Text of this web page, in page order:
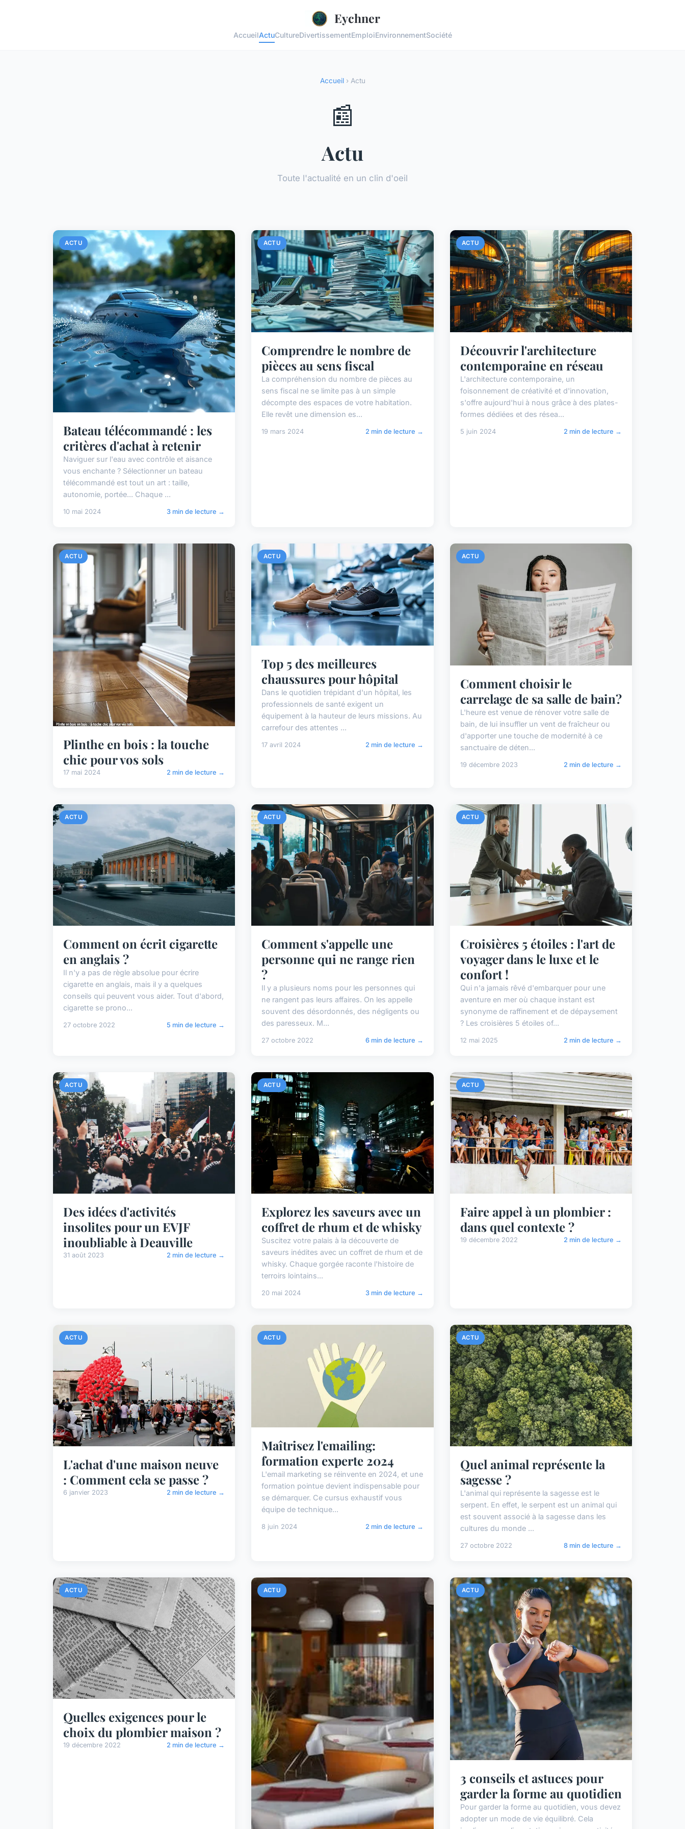
Eychner
AccueilActuCultureDivertissementEmploiEnvironnementSociété
Accueil› Actu
📰
Actu
Toute l'actualité en un clin d'oeil
ACTU
Bateau télécommandé : les
critères d'achat à retenir
Naviguer sur l'eau avec contrôle et aisance
vous enchante ? Sélectionner un bateau
télécommandé est tout un art : taille,
autonomie, portée... Chaque ...
10 mai 2024 3 min de lecture →
ACTU
Comprendre le nombre de
pièces au sens fiscal
La compréhension du nombre de pièces au
sens fiscal ne se limite pas à un simple
décompte des espaces de votre habitation.
Elle revêt une dimension es...
19 mars 2024 2 min de lecture →
ACTU
Découvrir l'architecture
contemporaine en réseau
L'architecture contemporaine, un
foisonnement de créativité et d'innovation,
s'offre aujourd'hui à nous grâce à des plates-
formes dédiées et des résea...
5 juin 2024 2 min de lecture →
ACTU
Plinthe en bois : la touche
chic pour vos sols
17 mai 2024 2 min de lecture →
ACTU
Top 5 des meilleures
chaussures pour hôpital
Dans le quotidien trépidant d'un hôpital, les
professionnels de santé exigent un
équipement à la hauteur de leurs missions. Au
carrefour des attentes ...
17 avril 2024 2 min de lecture →
ACTU
Comment choisir le
carrelage de sa salle de bain?
L'heure est venue de rénover votre salle de
bain, de lui insuffler un vent de fraîcheur ou
d'apporter une touche de modernité à ce
sanctuaire de déten...
19 décembre 2023 2 min de lecture →
ACTU
Comment on écrit cigarette
en anglais ?
Il n'y a pas de règle absolue pour écrire
cigarette en anglais, mais il y a quelques
conseils qui peuvent vous aider. Tout d'abord,
cigarette se prono...
27 octobre 2022 5 min de lecture →
ACTU
Comment s'appelle une
personne qui ne range rien
?
Il y a plusieurs noms pour les personnes qui
ne rangent pas leurs affaires. On les appelle
souvent des désordonnés, des négligents ou
des paresseux. M...
27 octobre 2022 6 min de lecture →
ACTU
Croisières 5 étoiles : l'art de
voyager dans le luxe et le
confort !
Qui n'a jamais rêvé d'embarquer pour une
aventure en mer où chaque instant est
synonyme de raffinement et de dépaysement
? Les croisières 5 étoiles of...
12 mai 2025 2 min de lecture →
ACTU
Des idées d'activités
insolites pour un EVJF
inoubliable à Deauville
31 août 2023 2 min de lecture →
ACTU
Explorez les saveurs avec un
coffret de rhum et de whisky
Suscitez votre palais à la découverte de
saveurs inédites avec un coffret de rhum et de
whisky. Chaque gorgée raconte l'histoire de
terroirs lointains...
20 mai 2024 3 min de lecture →
ACTU
Faire appel à un plombier :
dans quel contexte ?
19 décembre 2022 2 min de lecture →
ACTU
L'achat d'une maison neuve
: Comment cela se passe ?
6 janvier 2023 2 min de lecture →
ACTU
Maîtrisez l'emailing:
formation experte 2024
L'email marketing se réinvente en 2024, et une
formation pointue devient indispensable pour
se démarquer. Ce cursus exhaustif vous
équipe de technique...
8 juin 2024 2 min de lecture →
ACTU
Quel animal représente la
sagesse ?
L'animal qui représente la sagesse est le
serpent. En effet, le serpent est un animal qui
est souvent associé à la sagesse dans les
cultures du monde ...
27 octobre 2022 8 min de lecture →
ACTU
Quelles exigences pour le
choix du plombier maison ?
19 décembre 2022 2 min de lecture →
ACTU ACTU
3 conseils et astuces pour
garder la forme au quotidien
Pour garder la forme au quotidien, vous devez
adopter un mode de vie équilibré. Cela